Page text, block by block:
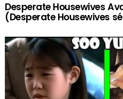
Desperate Housewives
(Desperate Housewives